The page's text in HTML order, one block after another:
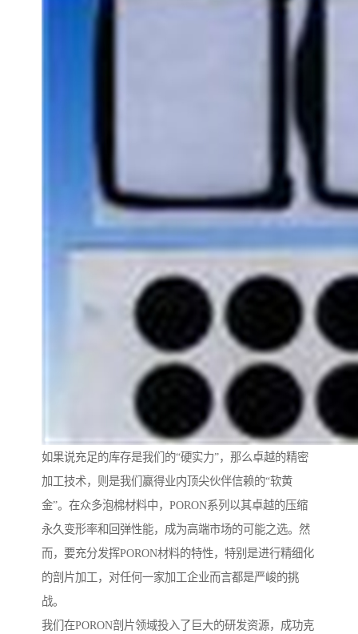
如果说充足的库存是我们的“硬实力”，那么卓越的精密
加工技术，则是我们赢得业内顶尖伙伴信赖的“软黄
金”。在众多泡棉材料中，PORON系列以其卓越的压缩
永久变形率和回弹性能，成为高端市场的可能之选。然
而，要充分发挥PORON材料的特性，特别是进行精细化
的剖片加工，对任何一家加工企业而言都是严峻的挑
战。
我们在PORON剖片领域投入了巨大的研发资源，成功克